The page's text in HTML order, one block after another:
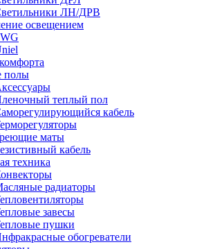
ЛН/ДРВ
освещением
полы
теплый пол
кабель
маты
кабель
техника
радиаторы
завесы
пушки
обогреватели